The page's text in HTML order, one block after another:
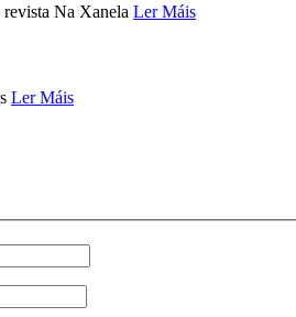
Na Xanela Ler Máis
Ler Máis